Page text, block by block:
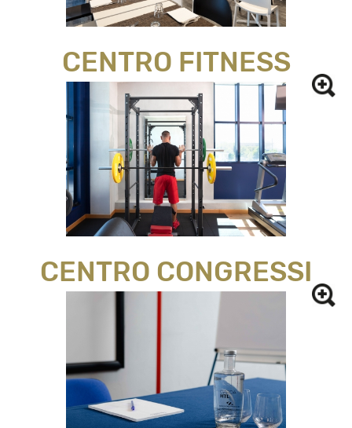
CENTRO FITNESS
CENTRO CONGRESSI